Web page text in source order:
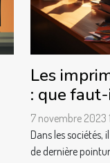
Les
: que
7 novembre 2023
Dans les sociétés,
de dernière